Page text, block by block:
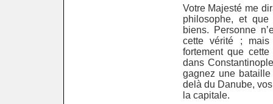
Votre Majesté me
philosophe, et
biens. Personne
cette vérité ; mais
fortement que
dans
gagnez une
delà du Danube,
la capitale.